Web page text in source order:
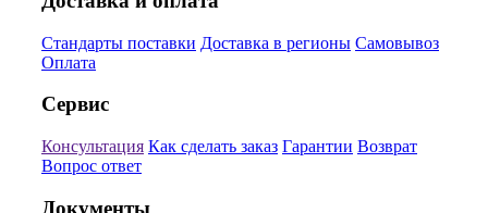
Стандарты поставки Доставка в регионы Самовывоз
Оплата
Сервис
Консультация Как сделать заказ Гарантии Возврат
Вопрос ответ
Документы